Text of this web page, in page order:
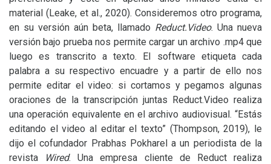
material (Leake, et al., 2020). Consideremos otro programa,
en su versión aún beta, llamado Reduct.Video. Una nueva
versión bajo prueba nos permite cargar un archivo .mp4 que
luego es transcrito a texto. El software etiqueta cada
palabra a su respectivo encuadre y a partir de ello nos
permite editar el video: si cortamos y pegamos algunas
oraciones de la transcripción juntas Reduct.Video realiza
una operación equivalente en el archivo audiovisual. “Estás
editando el video al editar el texto” (Thompson, 2019), le
dijo el cofundador Prabhas Pokharel a un periodista de la
revista
Wired. Una empresa cliente de Reduct realiza